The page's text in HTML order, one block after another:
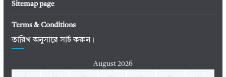
Sitemap page
Terms & Conditions
তারিখ অনুসারে সার্চ করুন।
August 2026